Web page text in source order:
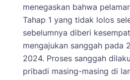
menegaskan bahwa
Tahap 1 yang tidak lolos
sebelumnya diberi
mengajukan sanggah pada
2024. Proses sanggah
pribadi masing-masing di